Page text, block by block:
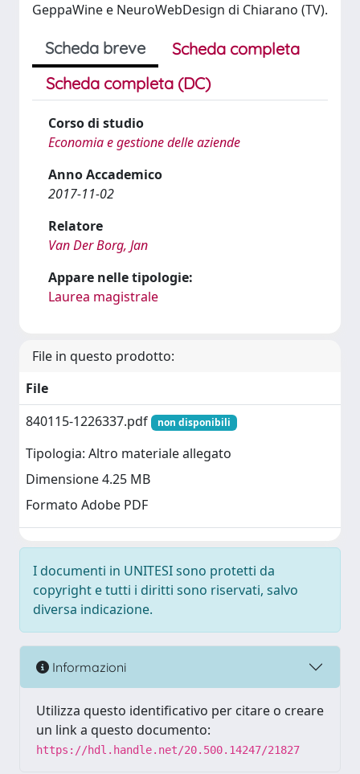
GeppaWine e NeuroWebDesign di Chiarano (TV).
Scheda breve
Scheda completa
Scheda completa (DC)
Corso di studio
Economia e gestione delle aziende
Anno Accademico
2017-11-02
Relatore
Van Der Borg, Jan
Appare nelle tipologie:
Laurea magistrale
File in questo prodotto:
File
840115-1226337.pdf
non disponibili
Tipologia: Altro materiale allegato
Dimensione 4.25 MB
Formato Adobe PDF
I documenti in UNITESI sono protetti da
copyright e tutti i diritti sono riservati, salvo
diversa indicazione.
Informazioni
Utilizza questo identificativo per citare o creare
un link a questo documento:
https://hdl.handle.net/20.500.14247/21827